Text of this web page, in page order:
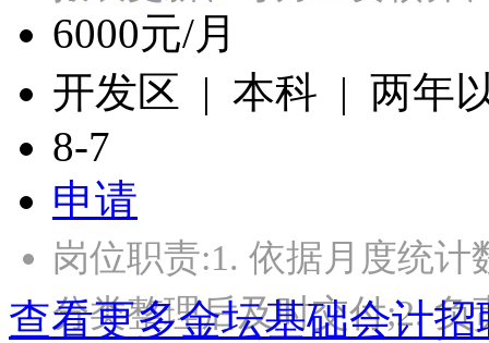
6000元/月
开发区 | 本科 | 两年
8-7
申请
岗位职责:1. 依据月度统
分类整理后及时交付;2.
查看更多金坛基础会计招